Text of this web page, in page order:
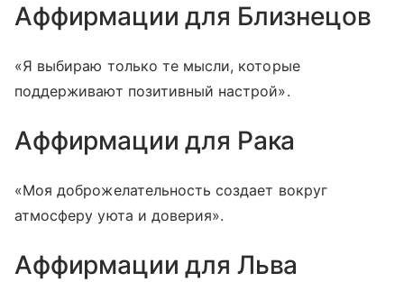
Аффирмации для Близнецов
«Я выбираю только те мысли, которые
поддерживают позитивный настрой».
Аффирмации для Рака
«Моя доброжелательность создает вокруг
атмосферу уюта и доверия».
Аффирмации для Льва